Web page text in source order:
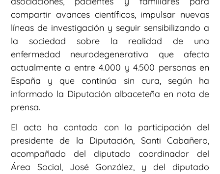
compartir avances científicos, impulsar nuevas
líneas de investigación y seguir sensibilizando a
la sociedad sobre la realidad de una
enfermedad neurodegenerativa que afecta
actualmente a entre 4.000 y 4.500 personas en
España y que continúa sin cura, según ha
informado la Diputación albaceteña en nota de
prensa.
El acto ha contado con la participación del
presidente de la Diputación, Santi Cabañero,
acompañado del diputado coordinador del
Área Social, José González, y del diputado